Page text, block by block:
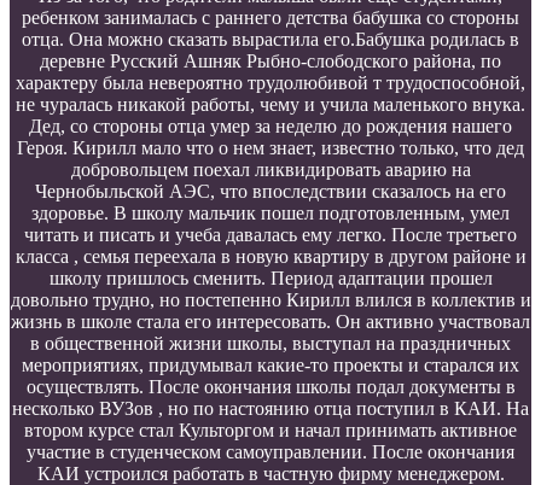
ребенком занималась с раннего детства бабушка со стороны
отца. Она можно сказать вырастила его.Бабушка родилась в
деревне Русский Ашняк Рыбно-слободского района, по
характеру была невероятно трудолюбивой т трудоспособной,
не чуралась никакой работы, чему и учила маленького внука.
Дед, со стороны отца умер за неделю до рождения нашего
Героя. Кирилл мало что о нем знает, известно только, что дед
добровольцем поехал ликвидировать аварию на
Чернобыльской АЭС, что впоследствии сказалось на его
здоровье. В школу мальчик пошел подготовленным, умел
читать и писать и учеба давалась ему легко. После третьего
класса , семья переехала в новую квартиру в другом районе и
школу пришлось сменить. Период адаптации прошел
довольно трудно, но постепенно Кирилл влился в коллектив и
жизнь в школе стала его интересовать. Он активно участвовал
в общественной жизни школы, выступал на праздничных
мероприятиях, придумывал какие-то проекты и старался их
осуществлять. После окончания школы подал документы в
несколько ВУЗов , но по настоянию отца поступил в КАИ. На
втором курсе стал Культоргом и начал принимать активное
участие в студенческом самоуправлении. После окончания
КАИ устроился работать в частную фирму менеджером.